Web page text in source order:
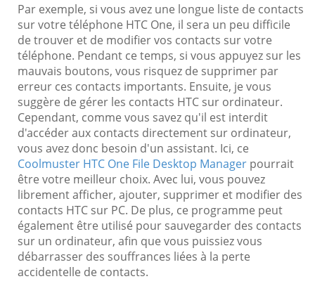
Par exemple, si vous avez une longue liste de contacts
sur votre téléphone HTC One, il sera un peu difficile
de trouver et de modifier vos contacts sur votre
téléphone. Pendant ce temps, si vous appuyez sur les
mauvais boutons, vous risquez de supprimer par
erreur ces contacts importants. Ensuite, je vous
suggère de gérer les contacts HTC sur ordinateur.
Cependant, comme vous savez qu'il est interdit
d'accéder aux contacts directement sur ordinateur,
vous avez donc besoin d'un assistant. Ici, ce
Coolmuster HTC One File Desktop Manager pourrait
être votre meilleur choix. Avec lui, vous pouvez
librement afficher, ajouter, supprimer et modifier des
contacts HTC sur PC. De plus, ce programme peut
également être utilisé pour sauvegarder des contacts
sur un ordinateur, afin que vous puissiez vous
débarrasser des souffrances liées à la perte
accidentelle de contacts.